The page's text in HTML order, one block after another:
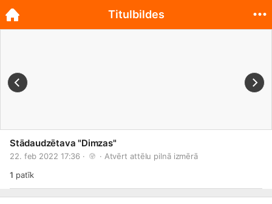
Stādaudzētava "Dimzas"
22. feb 2022 17:36 · · Atvērt attēlu pilnā izmērā
1 patīk
Titulbildes